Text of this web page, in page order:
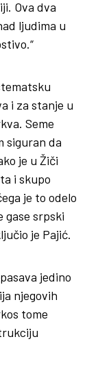
Ova dva
ljudima u
i za stanje u
Seme
siguran da
je u Žiči
i skupo
je to odelo
gase srpski
je Pajić.
jedino
njegovih
tome